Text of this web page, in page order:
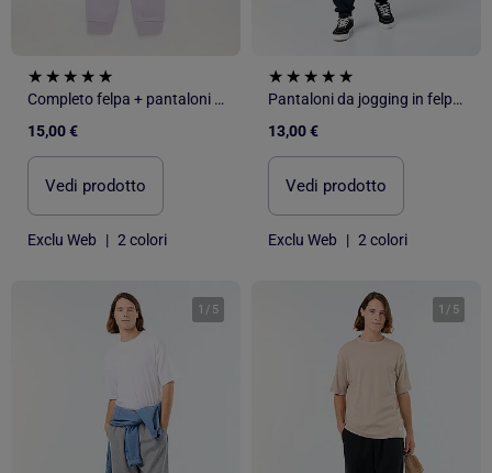
Completo felpa + pantaloni da jogging
15,00 €
Vedi prodotto
Exclu Web | 2 colori
Pantaloni da jogging in felpa garzata
13,00 €
Vedi prodotto
Exclu Web | 2 colori
1 / 5 1 / 5